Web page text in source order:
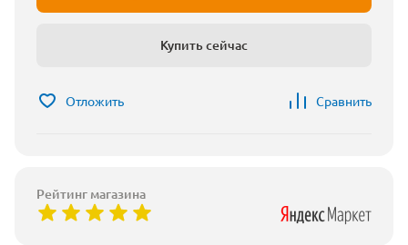
Купить сейчас
Отложить Сравнить
Рейтинг магазина